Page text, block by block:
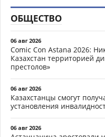
ОБЩЕСТВО
06 авг 2026
Comic Con Astana 2026:
Казахстан территорией
престолов»
06 авг 2026
Казахстанцы смогут
установления
06 авг 2026